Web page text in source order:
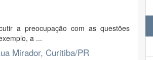
a preocupação com as questões
a ...
Mirador, Curitiba/PR